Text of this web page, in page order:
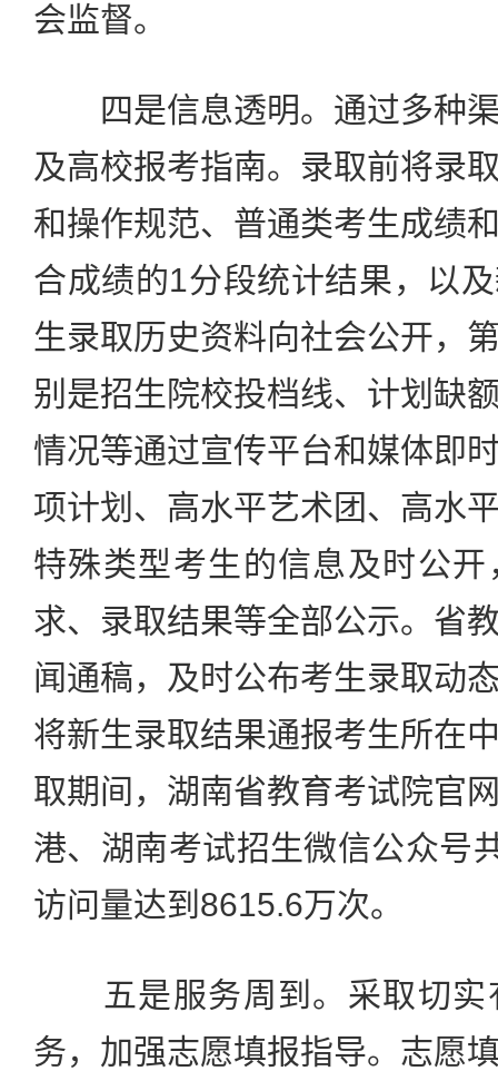
会监督。
四是信息透明。通过多种渠
及高校报考指南。录取前将录
和操作规范、普通类考生成绩
合成绩的1分段统计结果，以
生录取历史资料向社会公开，
别是招生院校投档线、计划缺
情况等通过宣传平台和媒体即
项计划、高水平艺术团、高水
特殊类型考生的信息及时公
求、录取结果等全部公示。省
闻通稿，及时公布考生录取动
将新生录取结果通报考生所在
取期间，湖南省教育考试院官
港、湖南考试招生微信公众号
访问量达到8615.6万次。
五是服务周到。采取切实
务，加强志愿填报指导。志愿